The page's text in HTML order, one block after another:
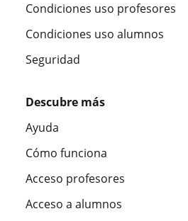
Condiciones uso profesores
Condiciones uso alumnos
Seguridad
Descubre más
Ayuda
Cómo funciona
Acceso profesores
Acceso a alumnos